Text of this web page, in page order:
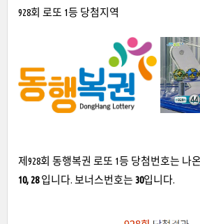
928회 로또 1등 당첨지역
제928회 동행복권 로또 1등 당첨번호는 나
10, 28입니다. 보너스번호는 30입니다.